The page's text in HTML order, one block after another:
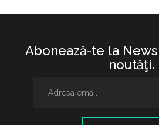
Abonează-te la
noutăţi.